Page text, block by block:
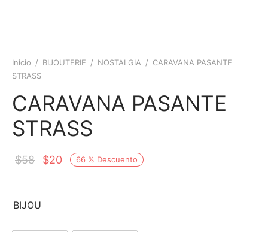
Inicio / BIJOUTERIE / NOSTALGIA / CARAVANA PASANTE
STRASS
CARAVANA PASANTE
STRASS
66 % Descuento
$58 $20
BIJOU